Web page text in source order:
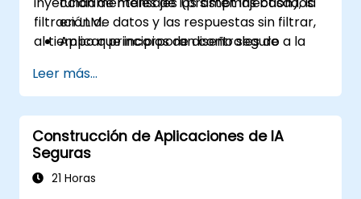
filtración de datos y las respuestas sin filtrar,
al tiempo que incorporan controles de
supervisión humana en el proceso y barreras
de seguridad en las salidas.
en LLM.
Aplicar principios de diseño seguro a la
Utilizar herramientas como Guardrails AI
y LangChain para validación, filtrado y
seguridad.
Integrar técnicas como el aislamiento
(sandboxing), pruebas de penetración
interna (red teaming) y revisión humana
Leer más...
Construcción de Aplicaciones de IA
Seguras
21 Horas